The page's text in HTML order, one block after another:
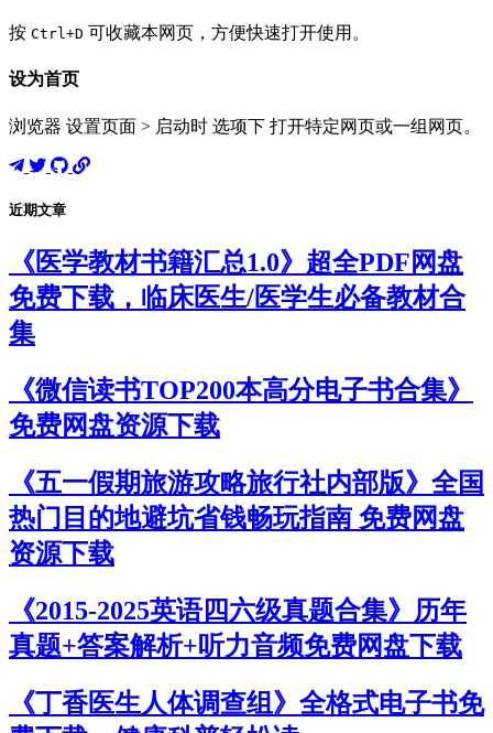
按 Ctrl+D 可收藏本网页，方便快速打开使用。
设为首页
浏览器 设置页面 > 启动时 选项下 打开特定网页或一组网页。
近期文章
《医学教材书籍汇总1.0》超全PDF网盘
免费下载，临床医生/医学生必备教材合
集
《微信读书TOP200本高分电子书合集》
免费网盘资源下载
《五一假期旅游攻略旅行社内部版》全国
热门目的地避坑省钱畅玩指南 免费网盘
资源下载
《2015-2025英语四六级真题合集》历年
真题+答案解析+听力音频免费网盘下载
《丁香医生人体调查组》全格式电子书免